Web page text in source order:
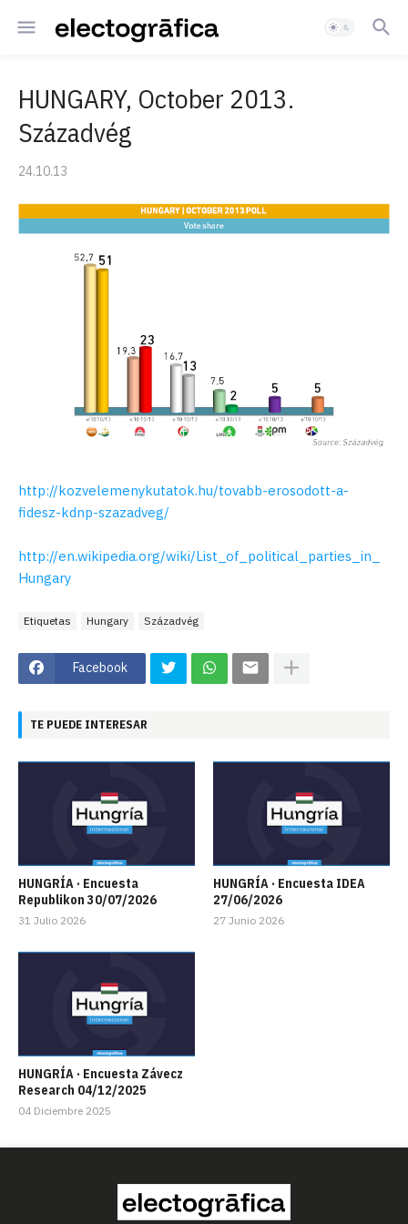
HUNGARY, October 2013.
Századvég
24.10.13
http://kozvelemenykutatok.hu/tovabb-erosodott-a-
fidesz-kdnp-szazadveg/
http://en.wikipedia.org/wiki/List_of_political_parties_in_
Hungary
Etiquetas Hungary Századvég
Facebook
TE PUEDE INTERESAR
HUNGRÍA · Encuesta
Republikon 30/07/2026
31 Julio 2026
HUNGRÍA · Encuesta IDEA
27/06/2026
27 Junio 2026
HUNGRÍA · Encuesta Závecz
Research 04/12/2025
04 Diciembre 2025